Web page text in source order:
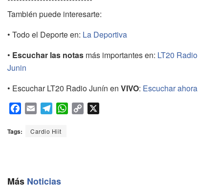
También puede interesarte:
• Todo el Deporte en: La Deportiva
• Escuchar las notas más importantes en: LT20 Radio
Junin
• Escuchar LT20 Radio Junín en VIVO: Escuchar ahora
c
o
a
l
a
W
Tags: Cardio Hiit
Más Noticias